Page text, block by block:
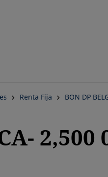
Renta Fija BON DP
2,500